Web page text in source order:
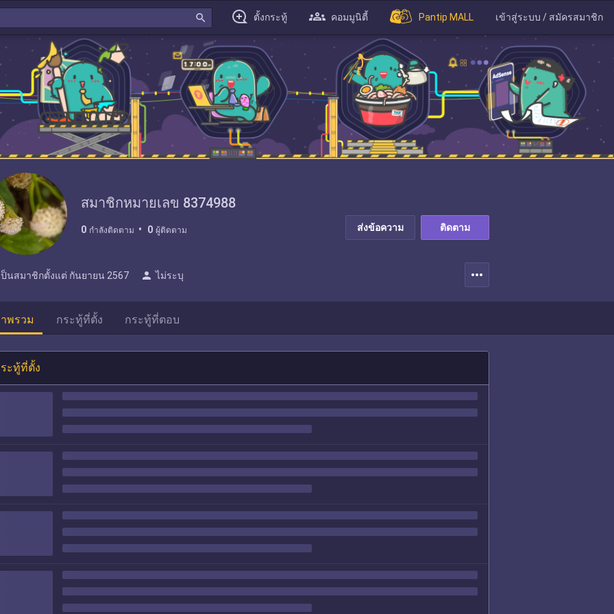
search ตั้งกระทู้ คอมมูนิตี้ Pantip MALL เข้าสู่ระบบ / สมัครสมาชิก
สมาชิกหมายเลข 8374988
0 กำลังติดตาม 0 ผู้ติดตาม ส่งข้อความ ติดตาม
ป็นสมาชิกตั้งแต่ กันยายน 2567 person ไม่ระบุ more_horiz
พรวม กระทู้ที่ตั้ง กระทู้ที่ตอบ
ะทู้ที่ตั้ง